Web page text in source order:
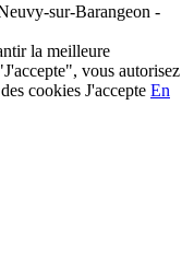
sur-Barangeon -
la meilleure
vous autorisez
cookies J'accepte En